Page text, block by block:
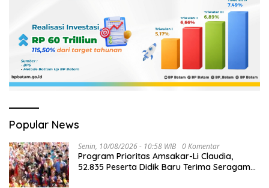
Popular News
Senin, 10/08/2026 - 10:58 WIB 0 Komentar
Program Prioritas Amsakar-Li Claudia,
52.835 Peserta Didik Baru Terima Seragam